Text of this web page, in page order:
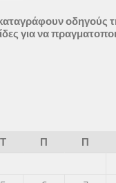
οδηγούς
για να
Τ Π Π